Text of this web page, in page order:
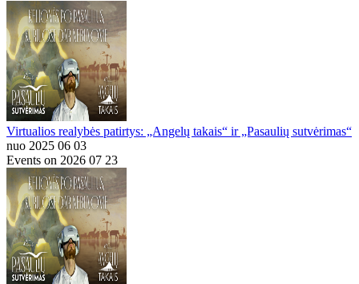
Virtualios realybės patirtys: „Angelų takais“ ir „Pasaulių sutvėrimas“
nuo 2025 06 03
Events on 2026 07 23